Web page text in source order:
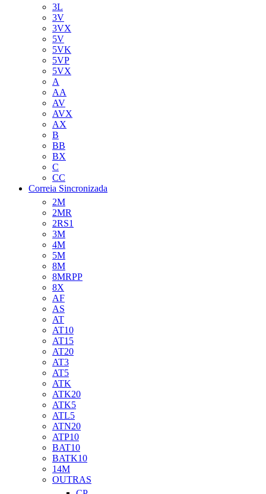
3L
3V
3VX
5V
5VK
5VP
5VX
A
AA
AV
AVX
AX
B
BB
BX
C
CC
Correia Sincronizada
2M
2MR
2RS1
3M
4M
5M
8M
8MRPP
8X
AF
AS
AT
AT10
AT15
AT20
AT3
AT5
ATK
ATK20
ATK5
ATL5
ATN20
ATP10
BAT10
BATK10
14M
OUTRAS